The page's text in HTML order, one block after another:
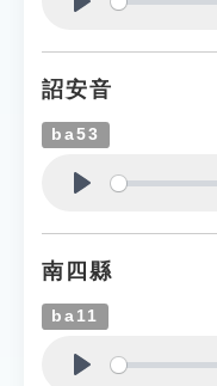
詔安音
ba53
南四縣
ba11